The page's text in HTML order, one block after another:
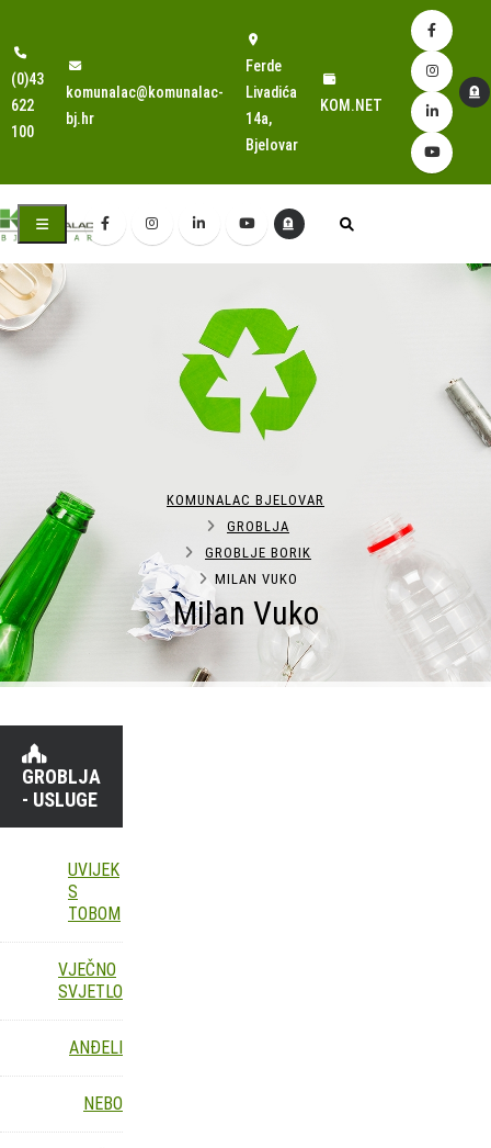
(0)43
622
100
komunalac@komunalac-
bj.hr
Ferde
Livadića
14a,
Bjelovar
KOM.NET
Milan Vuko
KOMUNALAC BJELOVAR
GROBLJA
GROBLJE BORIK
MILAN VUKO
GROBLJA
- USLUGE
UVIJEK
S
TOBOM
VJEČNO
SVJETLO
ANĐELI
NEBO